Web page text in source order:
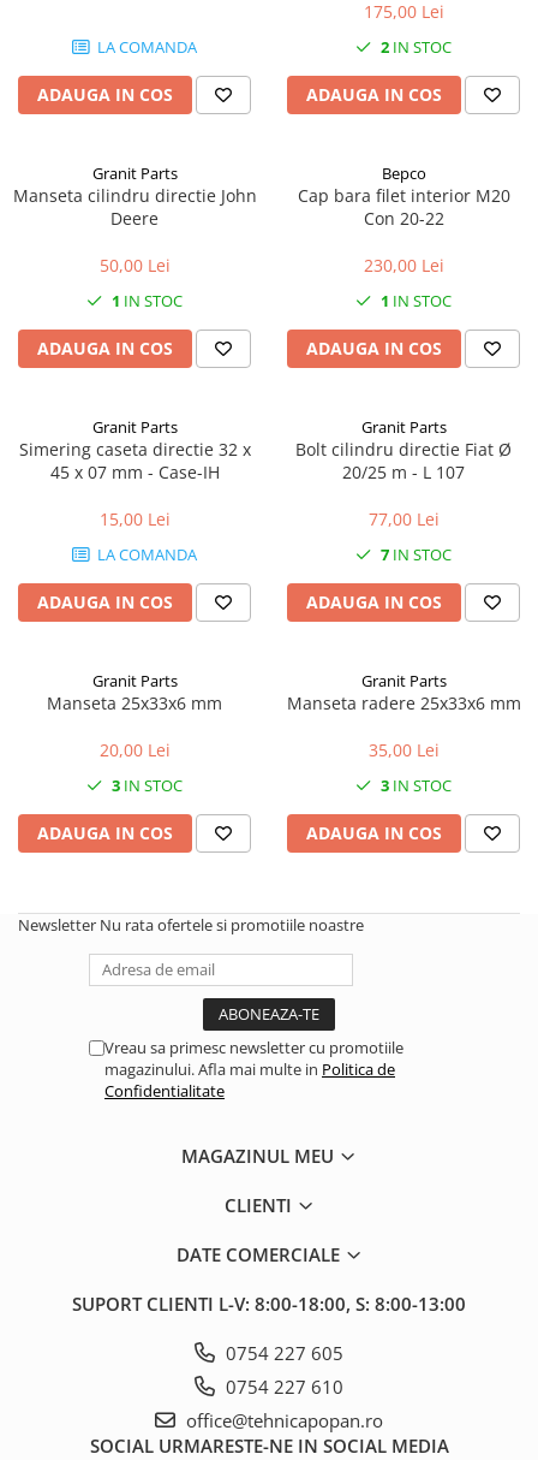
1.8.7. Direcție
1.8.8. Cabluri ambreiaj și
transmisie
1.8.9. Pompe ambreiaj
1.8.10. Volante
2. Piese Utilaje Agricole
2.1.1. Semănătoare
2.1.3. Cultivatoare
2.1.4. Grapă rotativă și cu discuri
2.1.5. Freză
2.1.8. Tavalug
2.1.7. Tocator forestier si concasor
de piatra
2.2.1. Administrare Dejectii
2.2.2. Administrare gunoi grajd
2.3. Erbicidare & Irigare
2.3.1 Erbicidare
2.4. Utilaje de recoltare
2.4.1. Piese Cositoare
2.4.2. Piese Greble
LA COMANDA
ADAUGA IN COS
175,00 Lei
2 IN STOC
ADAUGA IN COS
Granit Parts
Manseta cilindru directie John
Deere
50,00 Lei
1 IN STOC
ADAUGA IN COS
Bepco
Cap bara filet interior M20
Con 20-22
230,00 Lei
1 IN STOC
ADAUGA IN COS
Granit Parts
Simering caseta directie 32 x
45 x 07 mm - Case-IH
15,00 Lei
LA COMANDA
ADAUGA IN COS
Granit Parts
Bolt cilindru directie Fiat Ø
20/25 m - L 107
77,00 Lei
7 IN STOC
ADAUGA IN COS
Granit Parts
Manseta 25x33x6 mm
20,00 Lei
3 IN STOC
ADAUGA IN COS
Granit Parts
Manseta radere 25x33x6 mm
35,00 Lei
3 IN STOC
ADAUGA IN COS
Newsletter Nu rata ofertele si promotiile noastre
Vreau sa primesc newsletter cu promotiile
magazinului. Afla mai multe in Politica de
Confidentialitate
MAGAZINUL MEU
CLIENTI
DATE COMERCIALE
SUPORT CLIENTI L-V: 8:00-18:00, S: 8:00-13:00
0754 227 605
0754 227 610
office@tehnicapopan.ro
SOCIAL URMARESTE-NE IN SOCIAL MEDIA